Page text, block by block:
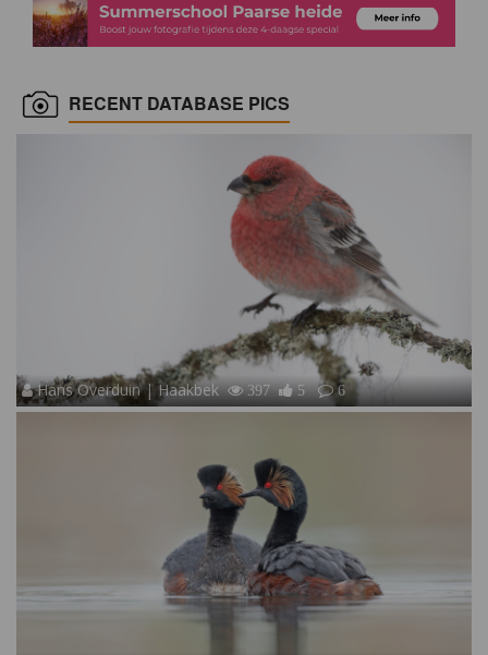
RECENT DATABASE PICS
Hans Overduin | Haakbek 397 5 6